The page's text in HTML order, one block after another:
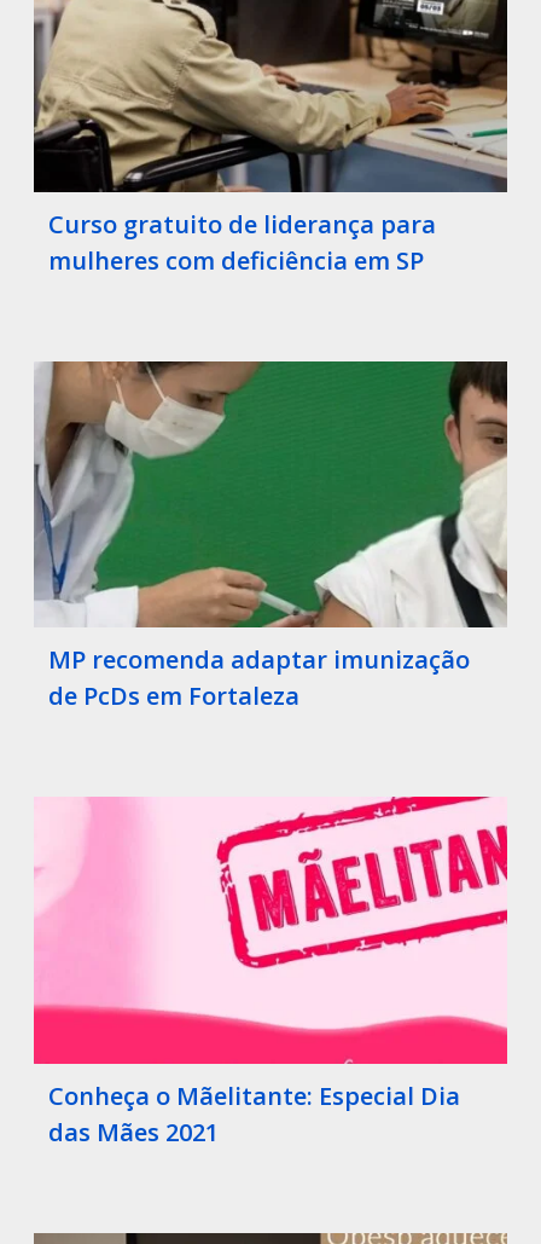
Curso gratuito de liderança para
mulheres com deficiência em SP
MP recomenda adaptar imunização
de PcDs em Fortaleza
Conheça o Mãelitante: Especial Dia
das Mães 2021